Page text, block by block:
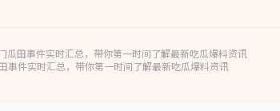
瓜田事件实时汇总，带你第一时间了解最新吃瓜爆料资讯
事件实时汇总，带你第一时间了解最新吃瓜爆料资讯